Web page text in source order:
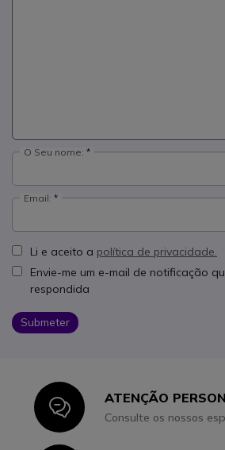
O Seu nome:
Email:
Li e aceito a política de privacidade.
Envie-me um e-mail de notificação
respondida
Submeter
IconATENÇÃO
Consulte os nossos